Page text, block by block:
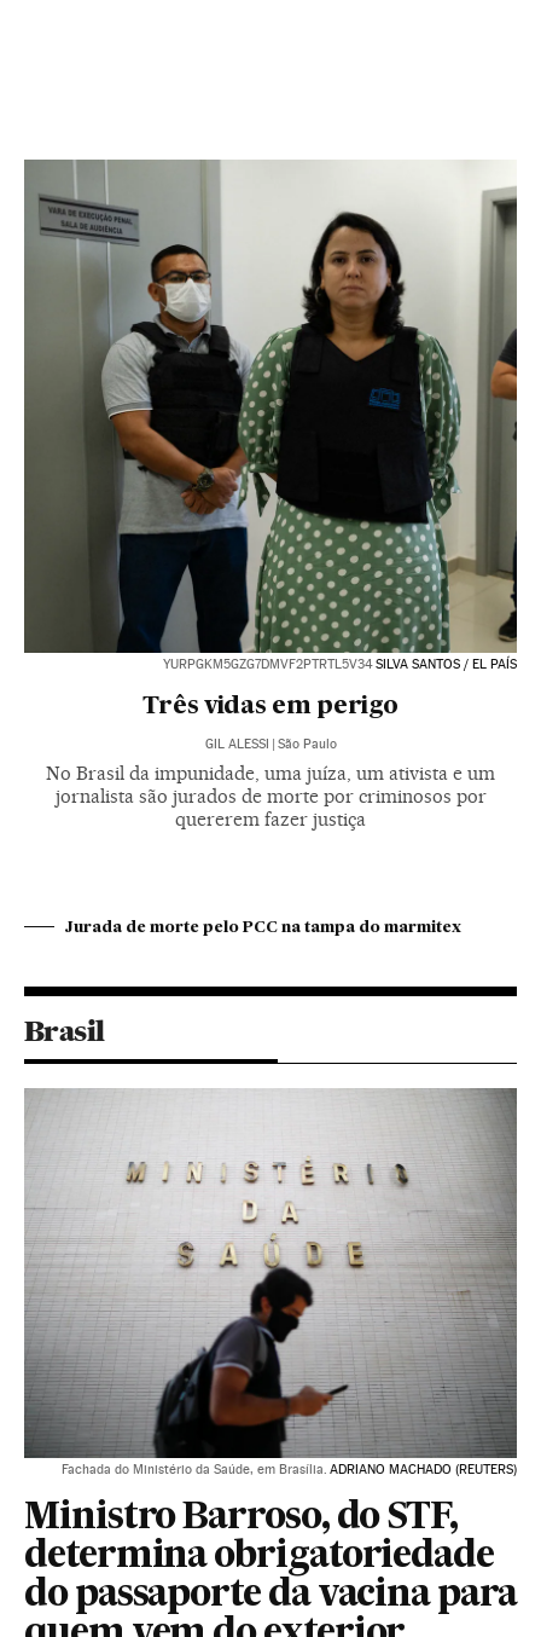
YURPGKM5GZG7DMVF2PTRTL5V34SILVA SANTOS / EL PAÍS
Três vidas em perigo
GIL ALESSI São Paulo
No Brasil da impunidade, uma juíza, um ativista e um
jornalista são jurados de morte por criminosos por
quererem fazer justiça
Jurada de morte pelo PCC na tampa do marmitex
Brasil
Fachada do Ministério da Saúde, em Brasília. ADRIANO MACHADO (REUTERS)
Ministro Barroso, do STF,
determina obrigatoriedade
do passaporte da vacina para